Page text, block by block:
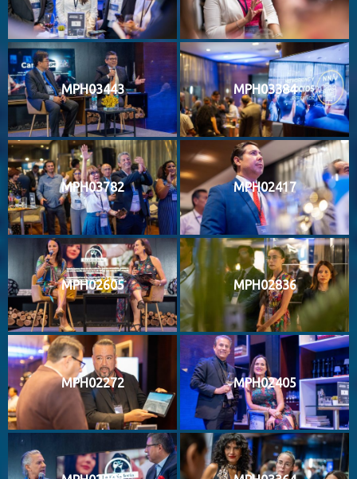
MPH03443 MPH03384
MPH03782 MPH02417
MPH02605 MPH02836
MPH02272 MPH02405